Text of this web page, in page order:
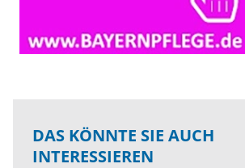
DAS KÖNNTE SIE AUCH
INTERESSIEREN